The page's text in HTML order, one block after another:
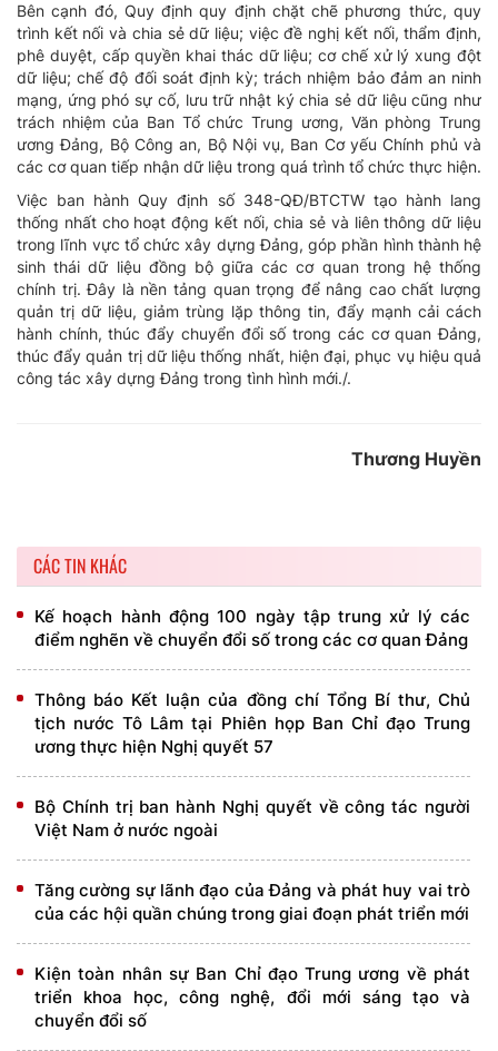
Bên cạnh đó, Quy định quy định chặt chẽ phương thức, quy
trình kết nối và chia sẻ dữ liệu; việc đề nghị kết nối, thẩm định,
phê duyệt, cấp quyền khai thác dữ liệu; cơ chế xử lý xung đột
dữ liệu; chế độ đối soát định kỳ; trách nhiệm bảo đảm an ninh
mạng, ứng phó sự cố, lưu trữ nhật ký chia sẻ dữ liệu cũng như
trách nhiệm của Ban Tổ chức Trung ương, Văn phòng Trung
ương Đảng, Bộ Công an, Bộ Nội vụ, Ban Cơ yếu Chính phủ và
các cơ quan tiếp nhận dữ liệu trong quá trình tổ chức thực hiện.
Việc ban hành Quy định số 348-QĐ/BTCTW tạo hành lang
thống nhất cho hoạt động kết nối, chia sẻ và liên thông dữ liệu
trong lĩnh vực tổ chức xây dựng Đảng, góp phần hình thành hệ
sinh thái dữ liệu đồng bộ giữa các cơ quan trong hệ thống
chính trị. Đây là nền tảng quan trọng để nâng cao chất lượng
quản trị dữ liệu, giảm trùng lặp thông tin, đẩy mạnh cải cách
hành chính, thúc đẩy chuyển đổi số trong các cơ quan Đảng,
thúc đẩy quản trị dữ liệu thống nhất, hiện đại, phục vụ hiệu quả
công tác xây dựng Đảng trong tình hình mới./.
Thương Huyền
CÁC TIN KHÁC
Kế hoạch hành động 100 ngày tập trung xử lý các
điểm nghẽn về chuyển đổi số trong các cơ quan Đảng
Thông báo Kết luận của đồng chí Tổng Bí thư, Chủ
tịch nước Tô Lâm tại Phiên họp Ban Chỉ đạo Trung
ương thực hiện Nghị quyết 57
Bộ Chính trị ban hành Nghị quyết về công tác người
Việt Nam ở nước ngoài
Tăng cường sự lãnh đạo của Đảng và phát huy vai trò
của các hội quần chúng trong giai đoạn phát triển mới
Kiện toàn nhân sự Ban Chỉ đạo Trung ương về phát
triển khoa học, công nghệ, đổi mới sáng tạo và
chuyển đổi số